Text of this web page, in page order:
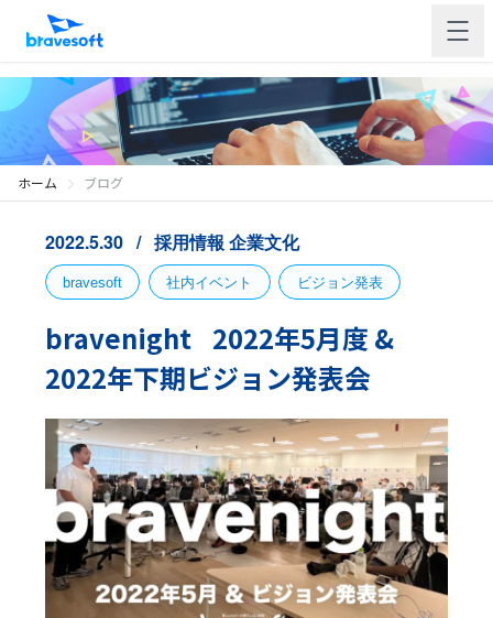
ホーム ブログ
2022.5.30 採用情報 企業文化
bravesoft 社内イベント ビジョン発表
bravenight 2022年5月度 &
2022年下期ビジョン発表会